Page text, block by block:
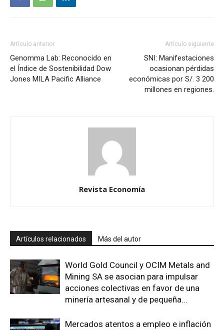
Artículo anterior
Genomma Lab: Reconocido en
el Índice de Sostenibilidad Dow
Jones MILA Pacific Alliance
Artículo siguiente
SNI: Manifestaciones
ocasionan pérdidas
económicas por S/. 3 200
millones en regiones.
Revista Economía
Artículos relacionados Más del autor
World Gold Council y OCIM Metals and
Mining SA se asocian para impulsar
acciones colectivas en favor de una
minería artesanal y de pequeña...
Mercados atentos a empleo e inflación